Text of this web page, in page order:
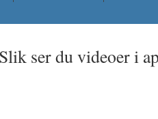
Slik ser du videoer i